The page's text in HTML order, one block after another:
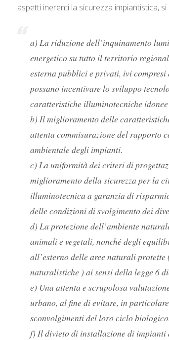
aspetti inerenti la sicurezza impiantistica,
a) La riduzione dell’inquinamento
energetico su tutto il territorio
esterna pubblici e privati, ivi
possano incentivare lo sviluppo
caratteristiche illuminotecniche
b) Il miglioramento delle
attenta commisurazione del rapporto
ambientale degli impianti.
c) La uniformità dei criteri di
miglioramento della sicurezza per la
illuminotecnica a garanzia di
delle condizioni di svolgimento dei
d) La protezione dell’ambiente
animali e vegetali, nonché degli
all’esterno delle aree naturali
naturalistiche ) ai sensi della legge 6
e) Una attenta e scrupolosa
urbano, al fine di evitare, in
sconvolgimenti del loro ciclo
f) Il divieto di installazione di impianti